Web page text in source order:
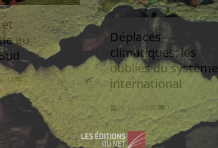
au
0
Déplacés
climatiques: les
oubliés du système
international
26 juin 2020 0